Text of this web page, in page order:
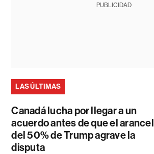
PUBLICIDAD
LAS ÚLTIMAS
Canadá lucha por llegar a un
acuerdo antes de que el arancel
del 50% de Trump agrave la
disputa